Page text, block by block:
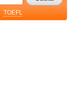
TOEFL